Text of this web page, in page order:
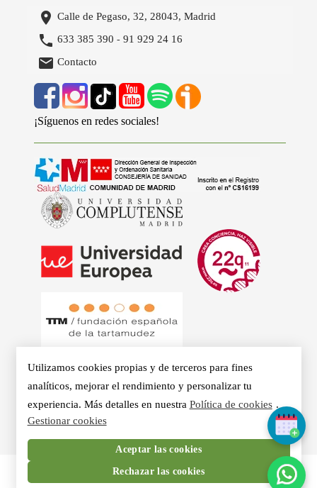
 Calle de Pegaso, 32, 28043, Madrid
 633 385 390 -91 929 24 16
 Contacto
¡Síguenos en redes sociales!
© 2026 - Clínicas Aurea. Especialistas en Logopedia,
Otorrino, Psicología, Voz Profesional y Nutrición en Madrid.
Utilizamos cookies propias y de terceros para fines
analíticos, mejorar el rendimiento y personalizar tu
experiencia. Más detalles en nuestra Política de cookies .
Gestionar cookies
Aceptar las cookies
Rechazar las cookies